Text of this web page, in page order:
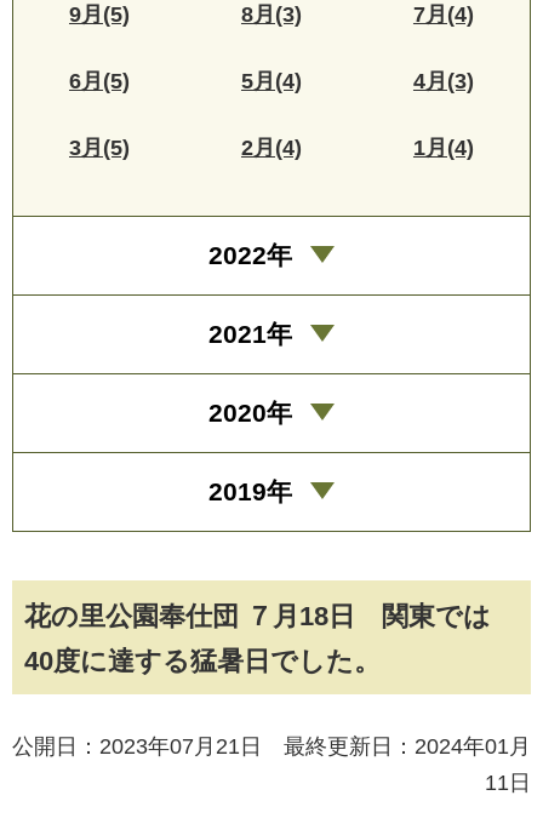
花の里公園奉仕団 ７月18日 関東では
40度に達する猛暑日でした。
公開日：2023年07月21日 最終更新日：2024年01月
11日
9月(5) 8月(3) 7月(4)
6月(5) 5月(4) 4月(3)
3月(5) 2月(4) 1月(4)
2022年
2021年
2020年
2019年